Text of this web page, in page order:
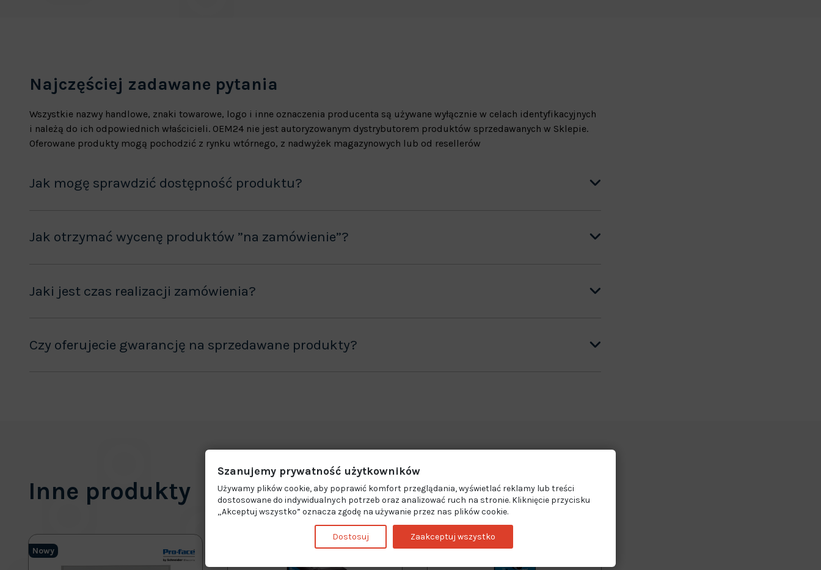
Najczęściej zadawane pytania
Wszystkie nazwy handlowe, znaki towarowe, logo i inne oznaczenia producenta są używane wyłącznie w celach identyfikacyjnych
i należą do ich odpowiednich właścicieli. OEM24 nie jest autoryzowanym dystrybutorem produktów sprzedawanych w Sklepie.
Oferowane produkty mogą pochodzić z rynku wtórnego, z nadwyżek magazynowych lub od resellerów
Jak mogę sprawdzić dostępność produktu?
Jak otrzymać wycenę produktów ”na zamówienie”?
Jaki jest czas realizacji zamówienia?
Czy oferujecie gwarancję na sprzedawane produkty?
Inne produkty
Nowy Nowy
Szanujemy prywatność użytkowników
Używamy plików cookie, aby poprawić komfort przeglądania, wyświetlać reklamy lub treści
dostosowane do indywidualnych potrzeb oraz analizować ruch na stronie. Kliknięcie przycisku
„Akceptuj wszystko” oznacza zgodę na używanie przez nas plików cookie.
Dostosuj Zaakceptuj wszystko